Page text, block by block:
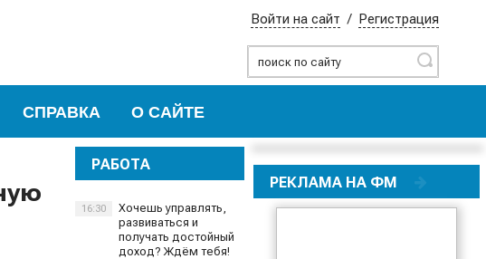
Найти
Войти на сайт / Регистрация
СПРАВКА О САЙТЕ
РАБОТА
Хочешь управлять,
развиваться и
получать достойный
доход? Ждём тебя!
16:30
РЕКЛАМА НА ФМ